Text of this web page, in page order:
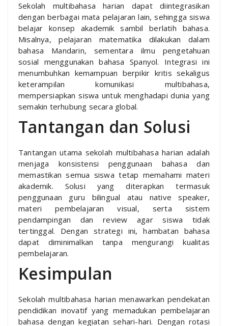
Sekolah multibahasa harian dapat diintegrasikan
dengan berbagai mata pelajaran lain, sehingga siswa
belajar konsep akademik sambil berlatih bahasa.
Misalnya, pelajaran matematika dilakukan dalam
bahasa Mandarin, sementara ilmu pengetahuan
sosial menggunakan bahasa Spanyol. Integrasi ini
menumbuhkan kemampuan berpikir kritis sekaligus
keterampilan komunikasi multibahasa,
mempersiapkan siswa untuk menghadapi dunia yang
semakin terhubung secara global.
Tantangan dan Solusi
Tantangan utama sekolah multibahasa harian adalah
menjaga konsistensi penggunaan bahasa dan
memastikan semua siswa tetap memahami materi
akademik. Solusi yang diterapkan termasuk
penggunaan guru bilingual atau native speaker,
materi pembelajaran visual, serta sistem
pendampingan dan review agar siswa tidak
tertinggal. Dengan strategi ini, hambatan bahasa
dapat diminimalkan tanpa mengurangi kualitas
pembelajaran.
Kesimpulan
Sekolah multibahasa harian menawarkan pendekatan
pendidikan inovatif yang memadukan pembelajaran
bahasa dengan kegiatan sehari-hari. Dengan rotasi